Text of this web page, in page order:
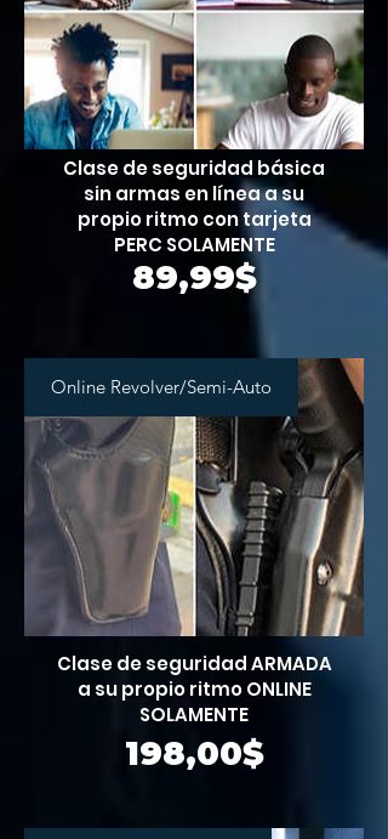
Clase de seguridad básica
sin armas en línea a su
propio ritmo con tarjeta
PERC SOLAMENTE
89,99$Precio
Online Revolver/Semi-Auto
Clase de seguridad ARMADA
a su propio ritmo ONLINE
SOLAMENTE
198,00$Precio